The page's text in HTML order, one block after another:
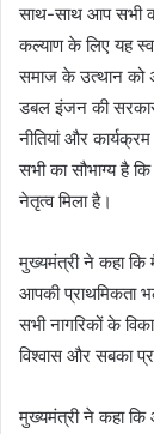
साथ-साथ आप सभी
कल्याण के लिए यह
समाज के उत्थान को
डबल इंजन की
नीतियां और
सभी का सौभाग्य है
नेतृत्व मिला है।
मुख्यमंत्री ने कहा कि
आपकी प्राथमिकता
सभी नागरिकों के
विश्वास और सबका
मुख्यमंत्री ने कहा